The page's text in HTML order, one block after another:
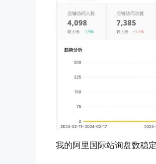
我的阿里国际站询盘数稳